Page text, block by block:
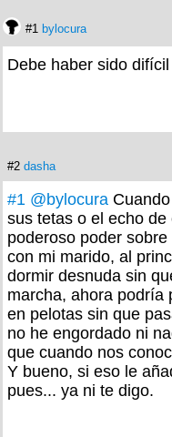
#1 bylocura
Debe haber sido
#2 dasha
#1 @bylocura
sus tetas o el echo
poderoso poder
con mi marido, al
dormir desnuda sin
marcha, ahora podría
en pelotas sin que
no he engordado ni
que cuando nos
Y bueno, si eso le
pues... ya ni te digo.